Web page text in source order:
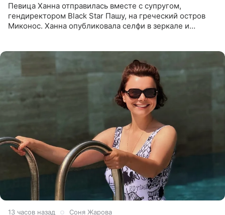
Певица Ханна отправилась вместе с супругом,
гендиректором Black Star Пашу, на греческий остров
Миконос. Ханна опубликовала селфи в зеркале и
13 часов назад Соня Жарова